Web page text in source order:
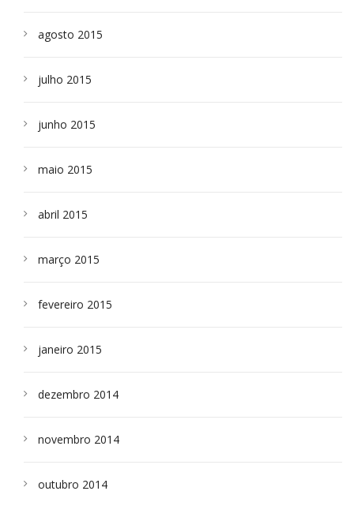
agosto 2015
julho 2015
junho 2015
maio 2015
abril 2015
março 2015
fevereiro 2015
janeiro 2015
dezembro 2014
novembro 2014
outubro 2014